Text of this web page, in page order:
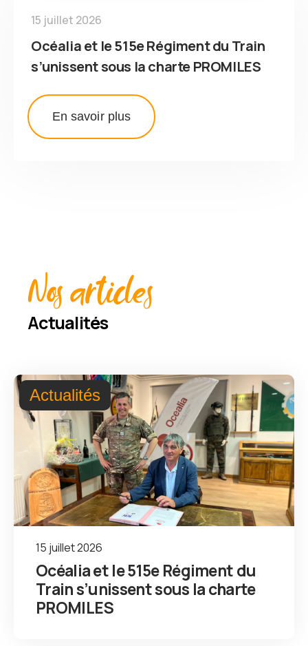
15 juillet 2026
Océalia et le 515e Régiment du Train
s’unissent sous la charte PROMILES
En savoir plus
Nos articles
Actualités
Actualités
15 juillet 2026
Océalia et le 515e Régiment du
Train s’unissent sous la charte
PROMILES